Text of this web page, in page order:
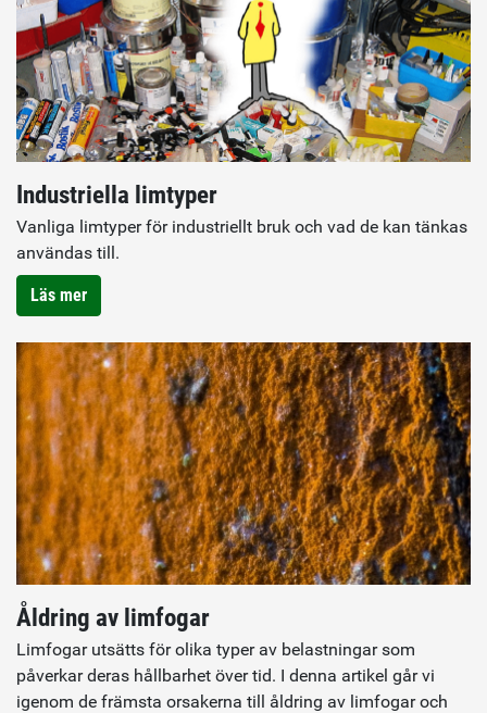
Industriella limtyper
Vanliga limtyper för industriellt bruk och vad de kan tänkas
användas till.
Läs mer
Åldring av limfogar
Limfogar utsätts för olika typer av belastningar som
påverkar deras hållbarhet över tid. I denna artikel går vi
igenom de främsta orsakerna till åldring av limfogar och